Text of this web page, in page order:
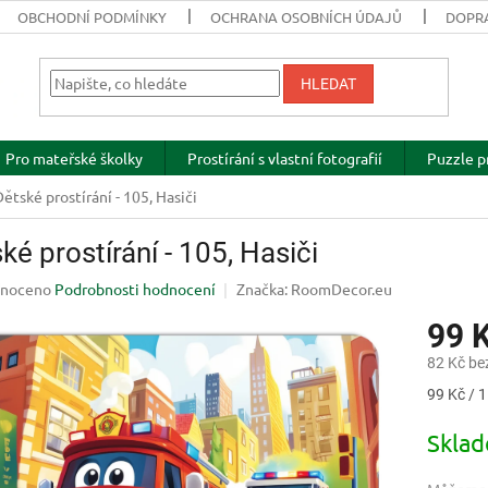
OBCHODNÍ PODMÍNKY OCHRANA OSOBNÍCH ÚDAJŮ
HLEDAT
Pro mateřské školky Prostírání s vlastní fotografií Puzzle
prostírání - 105, Hasiči
prostírání - 105, Hasiči
Podrobnosti hodnocení Značka: RoomDecor.eu
99
82 Kč
Měrná
99 Kč /